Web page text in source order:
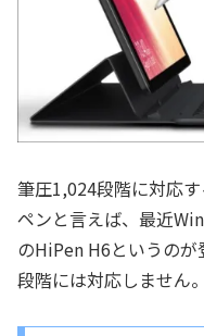
筆圧1,024段階に対応
ペンと言えば、最近
のHiPen H6というの
段階には対応しません。